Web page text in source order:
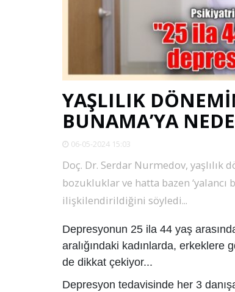
YAŞLILIK
BUNAMA’YA
06-05-2024 15:03
Doç. Dr. Serdar Nurmedov,
bozukluklar ve hatta bazen
ilişkilendirildiğini söyledi...
Depresyonun 25 ila 44 yaş
aralığındaki kadınlarda, erkeklere
de dikkat çekiyor...
Depresyon tedavisinde her 3